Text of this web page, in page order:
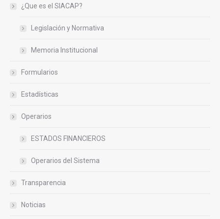
¿Que es el SIACAP?
Legislación y Normativa
Memoria Institucional
Formularios
Estadísticas
Operarios
ESTADOS FINANCIEROS
Operarios del Sistema
Transparencia
Noticias